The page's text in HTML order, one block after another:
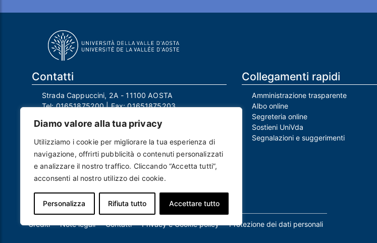
Diamo valore alla tua privacy
Utilizziamo i cookie per migliorare la tua esperienza di
navigazione, offrirti pubblicità o contenuti personalizzati
e analizzare il nostro traffico. Cliccando “Accetta tutti”,
acconsenti al nostro utilizzo dei cookie.
Personalizza Rifiuta tutto Accettare tutto
Contatti
Strada Cappuccini, 2A - 11100 AOSTA
Tel:01651875200| Fax:01651875203
Mail Responsabile Protezione dei Dati:
rpd@univda.it
Posta certificata:protocollo@pec.univda.it
P.IVA 01040890079 e C.F. 91041130070
Codice Univoco Ufficio: UF2EU2
Nome ufficio: Uff_eFatturaPA
Codice IPA: uvdau_ao
Collegamenti rapidi
Amministrazione trasparente
Albo online
Segreteria online
Sostieni UniVda
Segnalazioni e suggerimenti
Piè di pagina
Crediti Note legali Contatti Privacy e Cookie policy Protezione dei dati personali